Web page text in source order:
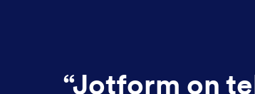
“Jotform on